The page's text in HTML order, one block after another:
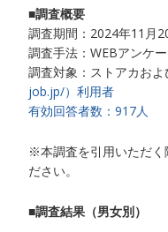
■調査概要
調査期間：2024年11月
調査手法：WEBアンケ
調査対象：ストアカおよ
job.jp/）利用者
有効回答者数：917人
※本調査を引用いただく
ださい。
■調査結果（男女別）